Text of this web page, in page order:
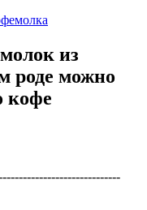
из
роде можно
кофе